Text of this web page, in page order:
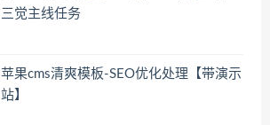
三觉主线任务
苹果cms清爽模板-SEO优化处理【带演示
站】